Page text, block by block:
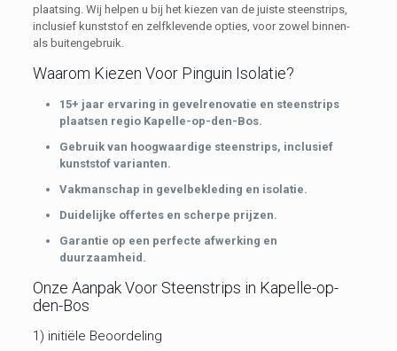
plaatsing. Wij helpen u bij het kiezen van de juiste steenstrips,
inclusief kunststof en zelfklevende opties, voor zowel binnen-
als buitengebruik.
Waarom Kiezen Voor Pinguin Isolatie?
15+ jaar ervaring in gevelrenovatie en steenstrips
plaatsen regio Kapelle-op-den-Bos.
Gebruik van hoogwaardige steenstrips, inclusief
kunststof varianten.
Vakmanschap in gevelbekleding en isolatie.
Duidelijke offertes en scherpe prijzen.
Garantie op een perfecte afwerking en
duurzaamheid.
Onze Aanpak Voor Steenstrips in Kapelle-op-
den-Bos
1) initiële Beoordeling